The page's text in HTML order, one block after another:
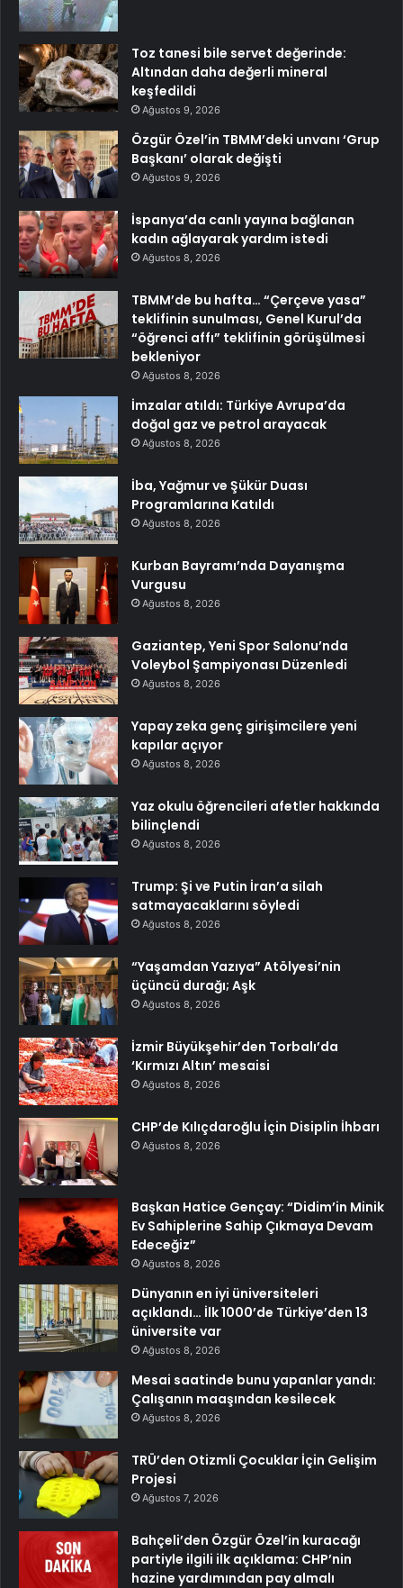
Toz tanesi bile servet değerinde:
Altından daha değerli mineral
keşfedildi
Ağustos 9, 2026
Özgür Özel’in TBMM’deki unvanı ‘Grup
Başkanı’ olarak değişti
Ağustos 9, 2026
İspanya’da canlı yayına bağlanan
kadın ağlayarak yardım istedi
Ağustos 8, 2026
TBMM’de bu hafta… “Çerçeve yasa”
teklifinin sunulması, Genel Kurul’da
“öğrenci affı” teklifinin görüşülmesi
bekleniyor
Ağustos 8, 2026
İmzalar atıldı: Türkiye Avrupa’da
doğal gaz ve petrol arayacak
Ağustos 8, 2026
İba, Yağmur ve Şükür Duası
Programlarına Katıldı
Ağustos 8, 2026
Kurban Bayramı’nda Dayanışma
Vurgusu
Ağustos 8, 2026
Gaziantep, Yeni Spor Salonu’nda
Voleybol Şampiyonası Düzenledi
Ağustos 8, 2026
Yapay zeka genç girişimcilere yeni
kapılar açıyor
Ağustos 8, 2026
Yaz okulu öğrencileri afetler hakkında
bilinçlendi
Ağustos 8, 2026
Trump: Şi ve Putin İran’a silah
satmayacaklarını söyledi
Ağustos 8, 2026
“Yaşamdan Yazıya” Atölyesi’nin
üçüncü durağı; Aşk
Ağustos 8, 2026
İzmir Büyükşehir’den Torbalı’da
‘Kırmızı Altın’ mesaisi
Ağustos 8, 2026
CHP’de Kılıçdaroğlu İçin Disiplin İhbarı
Ağustos 8, 2026
Başkan Hatice Gençay: “Didim’in Minik
Ev Sahiplerine Sahip Çıkmaya Devam
Edeceğiz”
Ağustos 8, 2026
Dünyanın en iyi üniversiteleri
açıklandı… İlk 1000’de Türkiye’den 13
üniversite var
Ağustos 8, 2026
Mesai saatinde bunu yapanlar yandı:
Çalışanın maaşından kesilecek
Ağustos 8, 2026
TRÜ’den Otizmli Çocuklar İçin Gelişim
Projesi
Ağustos 7, 2026
Bahçeli’den Özgür Özel’in kuracağı
partiyle ilgili ilk açıklama: CHP’nin
hazine yardımından pay almalı